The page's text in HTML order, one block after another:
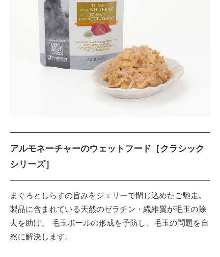
アルモネーチャーのウェットフード［クラシック
シリーズ］
まぐろとしらすの旨みをジェリーで閉じ込めたご馳走。
製品に含まれている天然のゼラチン・繊維質が毛玉の除
去を助け、 毛玉ボールの形成を予防し、毛玉の問題を自
然に解決します。